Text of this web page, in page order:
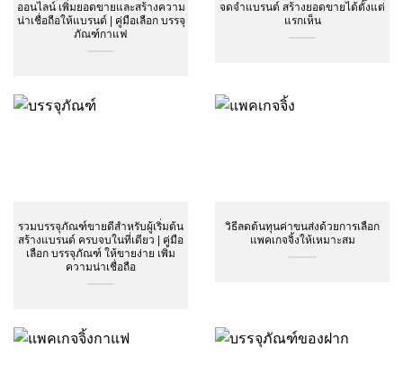
ออนไลน์ เพิ่มยอดขายและสร้างความ
น่าเชื่อถือให้แบรนด์ | คู่มือเลือก บรรจุ
ภัณฑ์กาแฟ
จดจำแบรนด์ สร้างยอดขายได้ตั้งแต่
แรกเห็น
รวมบรรจุภัณฑ์ขายดีสำหรับผู้เริ่มต้น
สร้างแบรนด์ ครบจบในที่เดียว | คู่มือ
เลือก บรรจุภัณฑ์ ให้ขายง่าย เพิ่ม
ความน่าเชื่อถือ
วิธีลดต้นทุนค่าขนส่งด้วยการเลือก
แพคเกจจิ้งให้เหมาะสม